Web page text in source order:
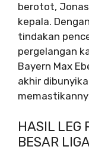
berotot,
kepala.
tindakan
pergelangan
Bayern Max
akhir
HASIL LEG
BESAR